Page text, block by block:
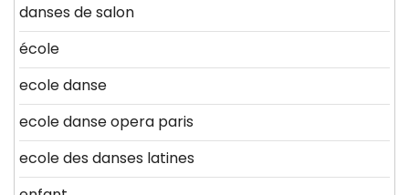
danses de salon
école
ecole danse
ecole danse opera paris
ecole des danses latines